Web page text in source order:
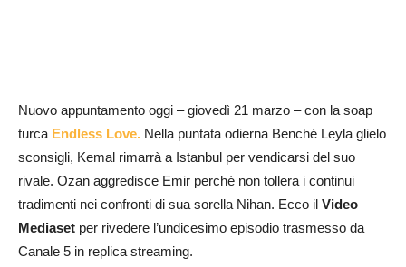
Nuovo appuntamento oggi – giovedì 21 marzo – con la soap
turcaEndless Love. Nella puntata odierna Benché Leyla glielo
sconsigli, Kemal rimarrà a Istanbul per vendicarsi del suo
rivale. Ozan aggredisce Emir perché non tollera i continui
tradimenti nei confronti di sua sorella Nihan. Ecco il Video
Mediaset per rivedere l’undicesimo episodio trasmesso da
Canale 5 in replica streaming.